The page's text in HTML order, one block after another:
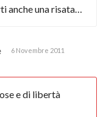
anche una risata…
6 Novembre 2011
e di libertà